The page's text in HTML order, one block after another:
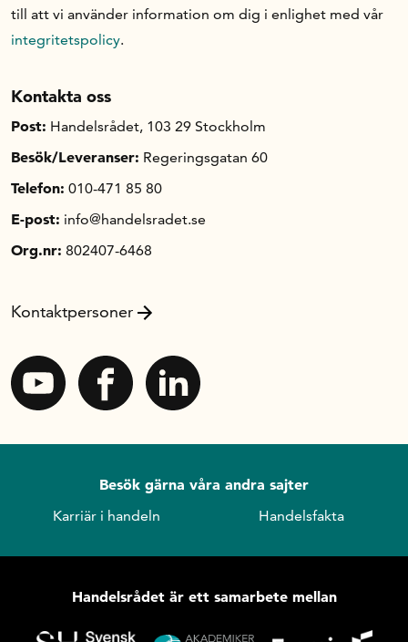
till att vi använder information om dig i enlighet med vår
integritetspolicy.
Kontakta oss
Post: Handelsrådet, 103 29 Stockholm
Besök/Leveranser: Regeringsgatan 60
Telefon: 010-471 85 80
E-post: info@handelsradet.se
Org.nr: 802407-6468
Kontaktpersoner
Besök gärna våra andra sajter
Karriär i handeln Handelsfakta
Handelsrådet är ett samarbete mellan